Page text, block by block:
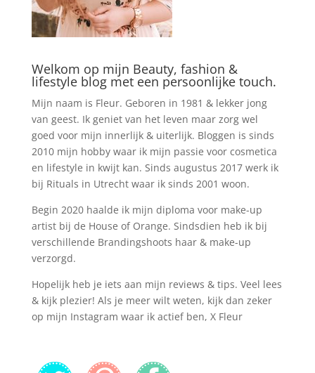
Welkom op mijn Beauty, fashion &
lifestyle blog met een persoonlijke touch.
Mijn naam is Fleur. Geboren in 1981 & lekker jong
van geest. Ik geniet van het leven maar zorg wel
goed voor mijn innerlijk & uiterlijk. Bloggen is sinds
2010 mijn hobby waar ik mijn passie voor cosmetica
en lifestyle in kwijt kan. Sinds augustus 2017 werk ik
bij Rituals in Utrecht waar ik sinds 2001 woon.
Begin 2020 haalde ik mijn diploma voor make-up
artist bij de House of Orange. Sindsdien heb ik bij
verschillende Brandingshoots haar & make-up
verzorgd.
Hopelijk heb je iets aan mijn reviews & tips. Veel lees
& kijk plezier! Als je meer wilt weten, kijk dan zeker
op mijn Instagram waar ik actief ben, X Fleur